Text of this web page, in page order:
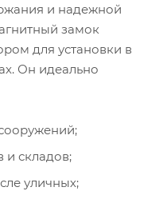
и надежной
замок
для установки в
Он идеально
складов;
уличных;